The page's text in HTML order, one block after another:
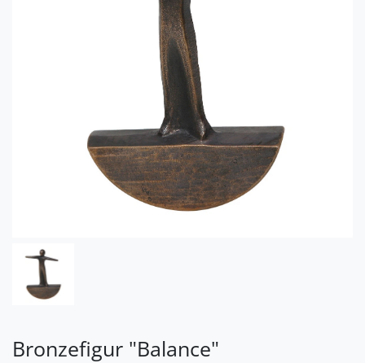
Bronzefigur "Balance"